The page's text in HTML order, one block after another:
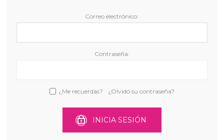
Correo electrónico:
Contraseña:
¿Me recuerdas? ¿Olvidó su contraseña?
INICIA SESIÓN